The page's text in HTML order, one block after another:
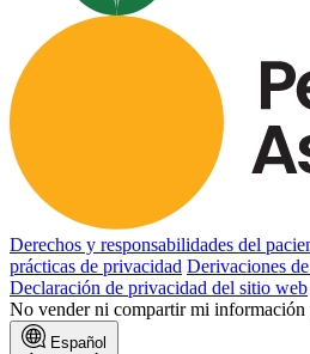
Derechos y responsabilidades del
prácticas de privacidad Derivaciones
Declaración de privacidad del sitio web
No vender ni compartir mi información
Español